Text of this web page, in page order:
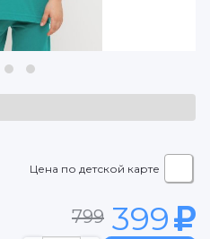
Цена по детской карте
799 399